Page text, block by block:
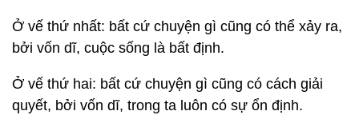
Ở vế thứ nhất: bất cứ chuyện gì cũng có thể xảy ra,
bởi vốn dĩ, cuộc sống là bất định.
Ở vế thứ hai: bất cứ chuyện gì cũng có cách giải
quyết, bởi vốn dĩ, trong ta luôn có sự ổn định.